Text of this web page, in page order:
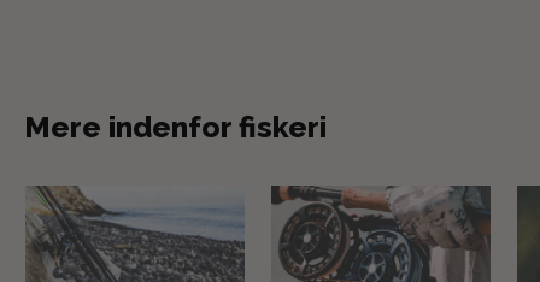
Mere indenfor fiskeri